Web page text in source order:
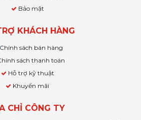
Bảo mật
KHÁCH HÀNG
Chính sách bán hàng
sách thanh toán
Hỗ trợ kỹ thuật
Khuyến mãi
CHỈ CÔNG TY